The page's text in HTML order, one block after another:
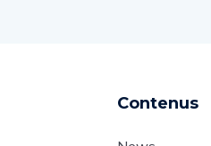
Contenus